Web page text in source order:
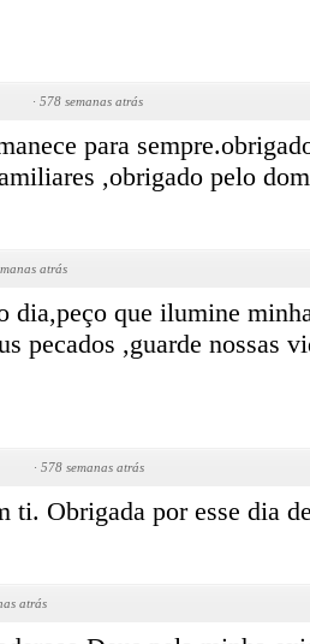
· 578 semanas atrás
para
,obrigado pelo
atrás
dia,peço que ilumine
pecados ,guarde nossas
· 578 semanas atrás
ti. Obrigada por esse dia
atrás